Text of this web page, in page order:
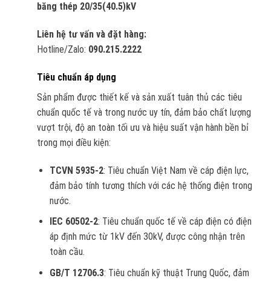
băng thép 20/35(40.5)kV
Liên hệ tư vấn và đặt hàng:
Hotline/Zalo: 090.215.2222
Tiêu chuẩn áp dụng
Sản phẩm được thiết kế và sản xuất tuân thủ các tiêu
chuẩn quốc tế và trong nước uy tín, đảm bảo chất lượng
vượt trội, độ an toàn tối ưu và hiệu suất vận hành bền bỉ
trong mọi điều kiện:
TCVN 5935-2: Tiêu chuẩn Việt Nam về cáp điện lực,
đảm bảo tính tương thích với các hệ thống điện trong
nước.
IEC 60502-2: Tiêu chuẩn quốc tế về cáp điện có điện
áp định mức từ 1kV đến 30kV, được công nhận trên
toàn cầu.
GB/T 12706.3: Tiêu chuẩn kỹ thuật Trung Quốc, đảm